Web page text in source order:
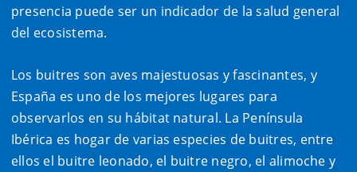
presencia puede ser un indicador de la salud general
del ecosistema.
Los buitres son aves majestuosas y fascinantes, y
España es uno de los mejores lugares para
observarlos en su hábitat natural. La Península
Ibérica es hogar de varias especies de buitres, entre
ellos el buitre leonado, el buitre negro, el alimoche y